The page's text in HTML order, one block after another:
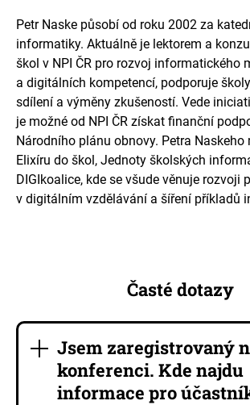
Petr Naske působí od roku 2002 za
informatiky. Aktuálně je lektorem a
škol v NPI ČR pro rozvoj informatického
a digitálních kompetencí, podporuje
sdílení a výměny zkušeností. Vede
je možné od NPI ČR získat finanční
Národního plánu obnovy. Petra Naskeho
Elixíru do škol, Jednoty školských
DIGIkoalice, kde se všude věnuje rozvoji
v digitálním vzdělávání a šíření příkladů
Časté dotazy
Jsem zaregistrovaný
konferenci. Kde najdu
informace pro